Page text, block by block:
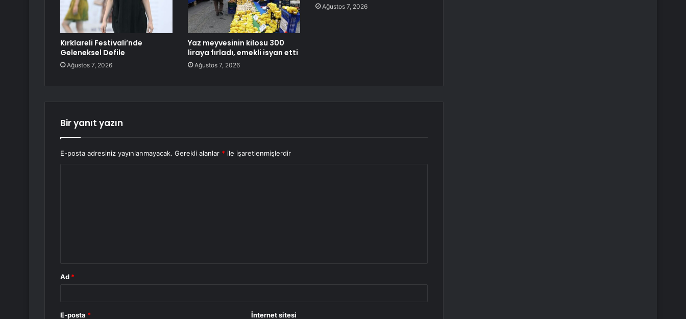
Kırklareli Festivali’nde
Geleneksel Defile
Ağustos 7, 2026
Yaz meyvesinin kilosu 300
liraya fırladı, emekli isyan etti
Ağustos 7, 2026
Ağustos 7, 2026
Bir yanıt yazın
E-posta adresiniz yayınlanmayacak. Gerekli alanlar * ile işaretlenmişlerdir
Ad *
E-posta * İnternet sitesi